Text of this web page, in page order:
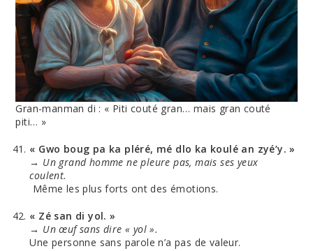
Gran-manman di : « Piti couté gran… mais gran couté
piti… »
« Gwo boug pa ka pléré, mé dlo ka koulé an zyé’y. »
→ Un grand homme ne pleure pas, mais ses yeux
coulent.
Même les plus forts ont des émotions.
« Zé san di yol. »
→ Un œuf sans dire « yol ».
Une personne sans parole n’a pas de valeur.